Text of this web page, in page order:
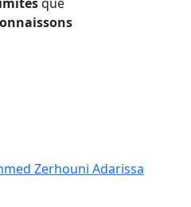
Zerhouni Adarissa